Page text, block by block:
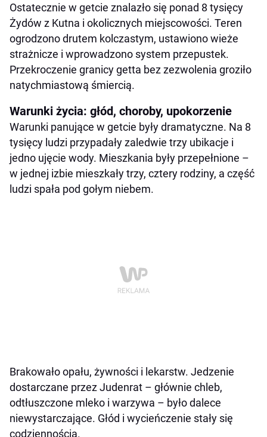
Ostatecznie w getcie znalazło się ponad 8 tysięcy
Żydów z Kutna i okolicznych miejscowości. Teren
ogrodzono drutem kolczastym, ustawiono wieże
strażnicze i wprowadzono system przepustek.
Przekroczenie granicy getta bez zezwolenia groziło
natychmiastową śmiercią.
Warunki życia: głód, choroby, upokorzenie
Warunki panujące w getcie były dramatyczne. Na 8
tysięcy ludzi przypadały zaledwie trzy ubikacje i
jedno ujęcie wody. Mieszkania były przepełnione –
w jednej izbie mieszkały trzy, cztery rodziny, a część
ludzi spała pod gołym niebem.
Brakowało opału, żywności i lekarstw. Jedzenie
dostarczane przez Judenrat – głównie chleb,
odtłuszczone mleko i warzywa – było dalece
niewystarczające. Głód i wycieńczenie stały się
codziennością.